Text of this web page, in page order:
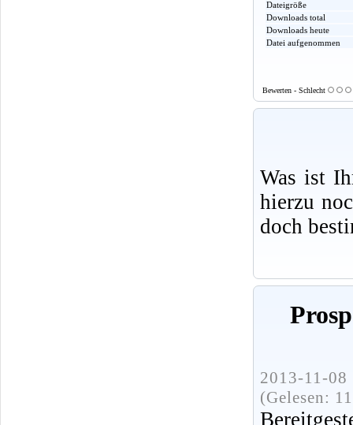
Dateigröße
Downloads total
Downloads heute
Datei aufgenommen
Bewerten - Schlecht
Was ist
hierzu
doch
2013-11-
(Gelesen: